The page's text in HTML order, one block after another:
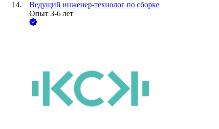
Ведущий инженер-технолог по сборке
Опыт 3-6 лет